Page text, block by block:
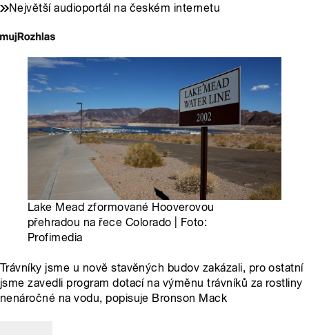
Největší audioportál na českém internetu
Lake Mead zformované Hooverovou
přehradou na řece Colorado | Foto:
Profimedia
Trávníky jsme u nově stavěných budov zakázali, pro ostatní
jsme zavedli program dotací na výměnu trávníků za rostliny
nenáročné na vodu, popisuje Bronson Mack